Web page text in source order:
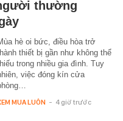
thường
hè oi bức, điều hòa trở
thiết bị gần như không thể
trong nhiều gia đình. Tuy
việc đóng kín cửa
MUA LUÔN - 4 giờ trước